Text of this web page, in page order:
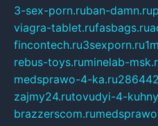
3-sex-porn.ruban-damn.ru
viagra-tablet.rufasbags.ru
fincontech.ru3sexporn.ru
rebus-toys.ruminelab-
medsprawo-4-ka.ru
zajmy24.rutovudyi-4-
brazzerscom.ru